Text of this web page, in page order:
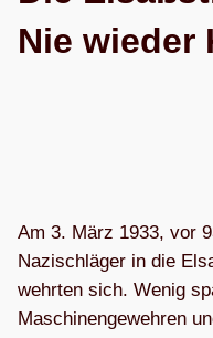
Nie wie­der
Am 3. März 1933, vor
Nazi­schlä­ger in die
wehr­ten sich. Wenig
Maschi­nen­ge­weh­ren